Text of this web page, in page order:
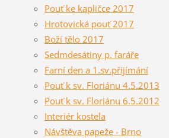
Pouť ke kapličce 2017
Hrotovická pouť 2017
Boží tělo 2017
Sedmdesátiny p. faráře
Farní den a 1.sv.přijímání
Pouť k sv. Floriánu 4.5.2013
Pouť k sv. Floriánu 6.5.2012
Interiér kostela
Návštěva papeže - Brno